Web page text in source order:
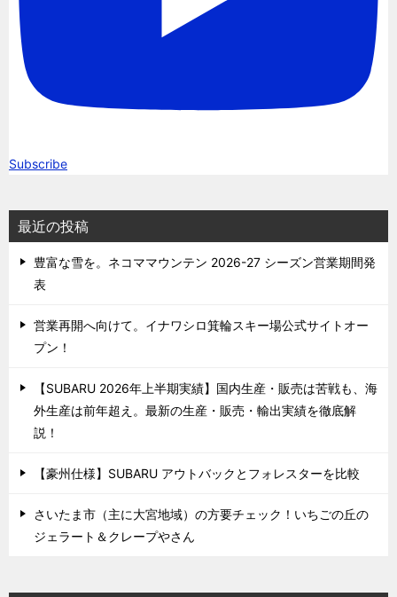
Subscribe
最近の投稿
豊富な雪を。ネコママウンテン 2026-27 シーズン営業期間発
表
営業再開へ向けて。イナワシロ箕輪スキー場公式サイトオー
プン！
【SUBARU 2026年上半期実績】国内生産・販売は苦戦も、海
外生産は前年超え。最新の生産・販売・輸出実績を徹底解
説！
【豪州仕様】SUBARU アウトバックとフォレスターを比較
さいたま市（主に大宮地域）の方要チェック！いちごの丘の
ジェラート＆クレープやさん